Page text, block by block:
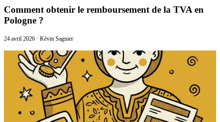
Comment obtenir le remboursement de la TVA en
Pologne ?
24 avril 2026 · Kévin Sagnier